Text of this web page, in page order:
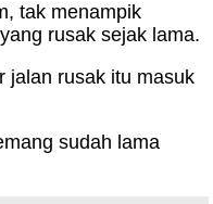
tak menampik
rusak sejak lama.
jalan rusak itu masuk
sudah lama